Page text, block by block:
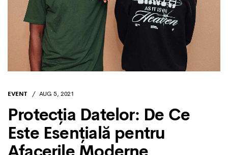
EVENT AUG 5, 2021
Protecția Datelor: De Ce
Este Esențială pentru